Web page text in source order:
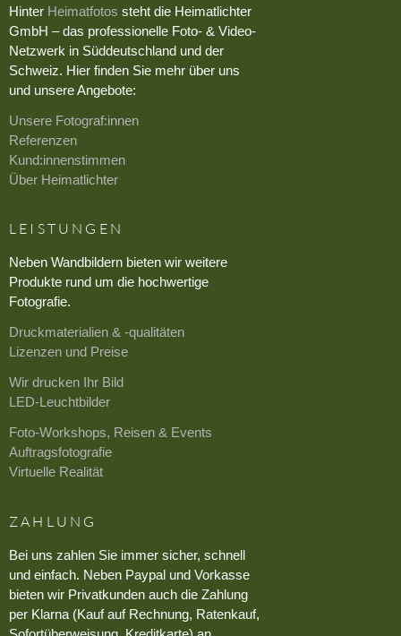
Hinter Heimatfotos steht die Heimatlichter
GmbH – das professionelle Foto- & Video-
Netzwerk in Süddeutschland und der
Schweiz. Hier finden Sie mehr über uns
und unsere Angebote:
Unsere Fotograf:innen
Referenzen
Kund:innenstimmen
Über Heimatlichter
LEISTUNGEN
Neben Wandbildern bieten wir weitere
Produkte rund um die hochwertige
Fotografie.
Druckmaterialien & -qualitäten
Lizenzen und Preise
Wir drucken Ihr Bild
LED-Leuchtbilder
Foto-Workshops, Reisen & Events
Auftragsfotografie
Virtuelle Realität
ZAHLUNG
Bei uns zahlen Sie immer sicher, schnell
und einfach. Neben Paypal und Vorkasse
bieten wir Privatkunden auch die Zahlung
per Klarna (Kauf auf Rechnung, Ratenkauf,